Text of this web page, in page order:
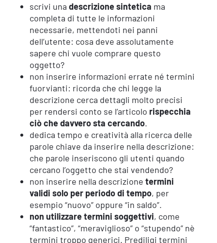
scrivi una descrizione sintetica ma
completa di tutte le informazioni
necessarie, mettendoti nei panni
dell’utente: cosa deve assolutamente
sapere chi vuole comprare questo
oggetto?
non inserire informazioni errate né termini
fuorvianti: ricorda che chi legge la
descrizione cerca dettagli molto precisi
per rendersi conto se l’articolo rispecchia
ciò che davvero sta cercando.
dedica tempo e creatività alla ricerca delle
parole chiave da inserire nella descrizione:
che parole inseriscono gli utenti quando
cercano l’oggetto che stai vendendo?
non inserire nella descrizione termini
validi solo per periodo di tempo, per
esempio “nuovo” oppure “in saldo”.
non utilizzare termini soggettivi, come
“fantastico”, “meraviglioso” o “stupendo” nè
termini troppo generici. Prediligi termini